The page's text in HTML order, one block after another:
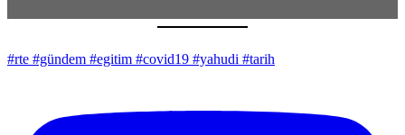
#rte #gündem #egitim #covid19 #yahudi #tarih